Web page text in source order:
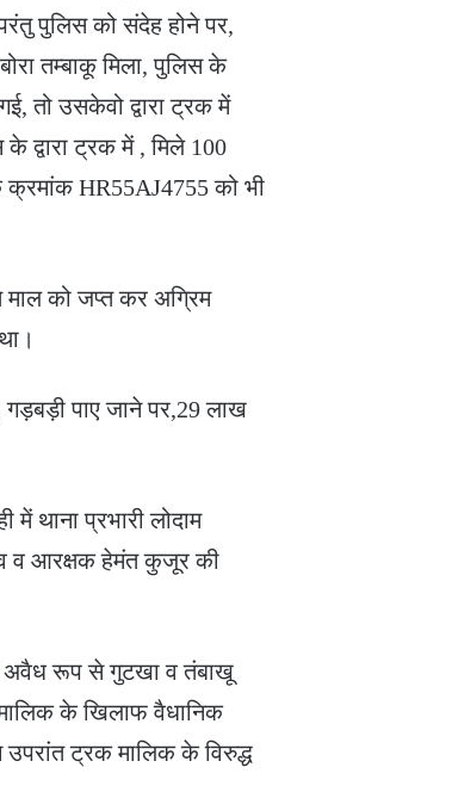
पुलिस को संदेह होने पर,
तम्बाकू मिला, पुलिस के
तो उसकेवो द्वारा ट्रक में
द्वारा ट्रक में , मिले 100
क्रमांक HR55AJ4755 को भी
माल को जप्त कर अग्रिम
गड़बड़ी पाए जाने पर,29 लाख
में थाना प्रभारी लोदाम
व आरक्षक हेमंत कुजूर की
में अवैध रूप से गुटखा व तंबाखू
के खिलाफ वैधानिक
उपरांत ट्रक मालिक के विरुद्ध